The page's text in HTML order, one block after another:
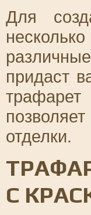
Для
придаст
отделки.
С